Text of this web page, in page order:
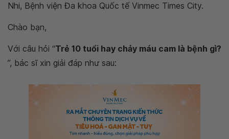
Nhi, Bệnh viện Đa khoa Quốc tế Vinmec Times City.
Chào bạn,
Với câu hỏi “Trẻ 10 tuổi hay chảy máu cam là bệnh gì?
”, bác sĩ xin giải đáp như sau: